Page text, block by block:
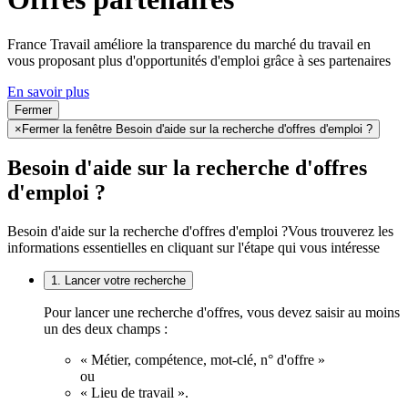
France Travail améliore la transparence du marché du travail en
vous proposant plus d'opportunités d'emploi grâce à ses partenaires
En savoir plus
Fermer
×Fermer la fenêtre Besoin d'aide sur la recherche d'offres d'emploi ?
Besoin d'aide sur la recherche d'offres
d'emploi ?
Besoin d'aide sur la recherche d'offres d'emploi ?Vous trouverez les
informations essentielles en cliquant sur l'étape qui vous intéresse
1. Lancer votre recherche
Pour lancer une recherche d'offres, vous devez saisir au moins
un des deux champs :
« Métier, compétence, mot-clé, n° d'offre »
ou
« Lieu de travail ».